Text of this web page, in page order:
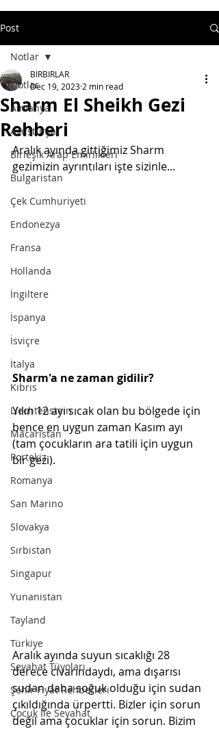
Post
Notlar
Almanya
Avusturya
Birleşik Arap Emirlikleri
Bulgaristan
Çek Cumhuriyeti
Endonezya
Fransa
Hollanda
İngiltere
İspanya
İsviçre
İtalya
Kıbrıs
Liechtenstein
Macaristan
Portekiz
Romanya
San Marino
Slovakya
Sırbistan
Singapur
Yunanistan
Tayland
Türkiye
Seyahat Tüyoları
Şehir Fiyat Rehberleri
Çocuk İle Seyahat
Notlar
Sharm El Sheikh Gezi
Rehberi
BIRBIRLAR
Dec 19, 2023 2 min read
Aralık ayında gittiğimiz Sharm
gezimizin ayrıntıları işte sizinle...
Sharm'a ne zaman gidilir?
Yılın 12 ayı sıcak olan bu bölgede için
bence en uygun zaman Kasım ayı
(tam çocukların ara tatili için uygun
bir gezi).
Aralık ayında suyun sıcaklığı 28
derece civarındaydı, ama dışarısı
sudan daha soğuk olduğu için sudan
çıkıldığında ürpertti. Bizler için sorun
değil ama çocuklar için sorun. Bizim